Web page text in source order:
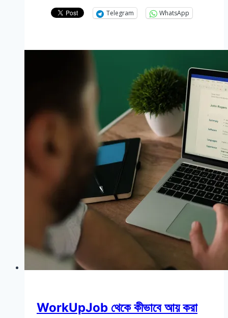
Telegram WhatsApp
WorkUpJob থেকে কীভাবে আয় করা